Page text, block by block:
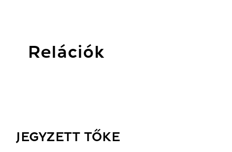
Relációk
JEGYZETT TŐKE